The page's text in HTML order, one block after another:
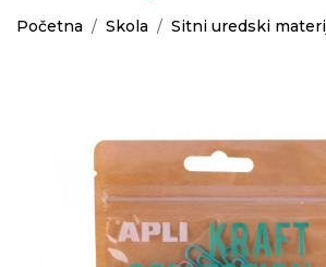
Početna / Skola / Sitni uredski